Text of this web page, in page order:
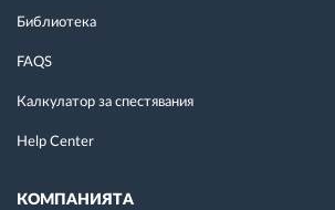
Библиотека
FAQS
Калкулатор за спестявания
Help Center
КОМПАНИЯТА